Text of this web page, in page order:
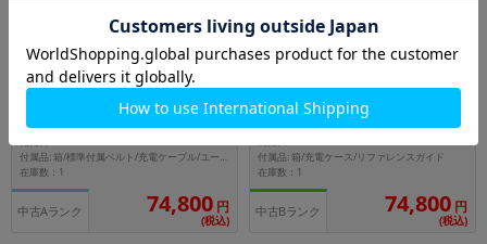
Garmin Venu X1 010-02980-12 Blac
メーカー：GARMIN
付属品: 箱/標準付属ベルト/充電ケーブル/ユーザマニュアル
在庫数：1
中古Aランク 74,800 円
(税込)
32GB
Oakley Meta Vanguard OW8001 ホ
ワイトフレーム/Prizm Sapphire レ
メーカー：Meta
付属品: 箱/充電ケース/リファレンスガイド
在庫数：1
中古Bランク 74,800 円
(税込)